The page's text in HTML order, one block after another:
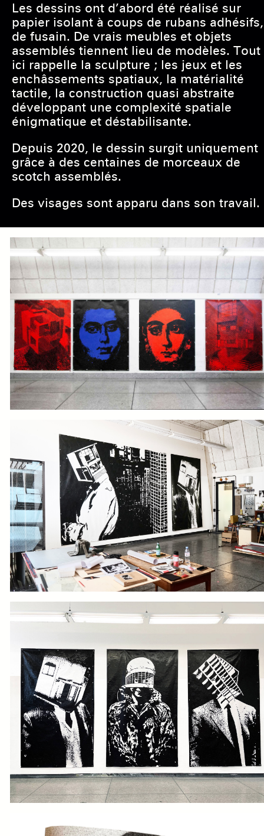
Les dessins ont d’abord été réalisé sur
papier isolant à coups de rubans adhésifs,
de fusain. De vrais meubles et objets
assemblés tiennent lieu de modèles. Tout
ici rappelle la sculpture ; les jeux et les
enchâssements spatiaux, la matérialité
tactile, la construction quasi abstraite
développant une complexité spatiale
énigmatique et déstabilisante.
Depuis 2020, le dessin surgit uniquement
grâce à des centaines de morceaux de
scotch assemblés.
Des visages sont apparu dans son travail.